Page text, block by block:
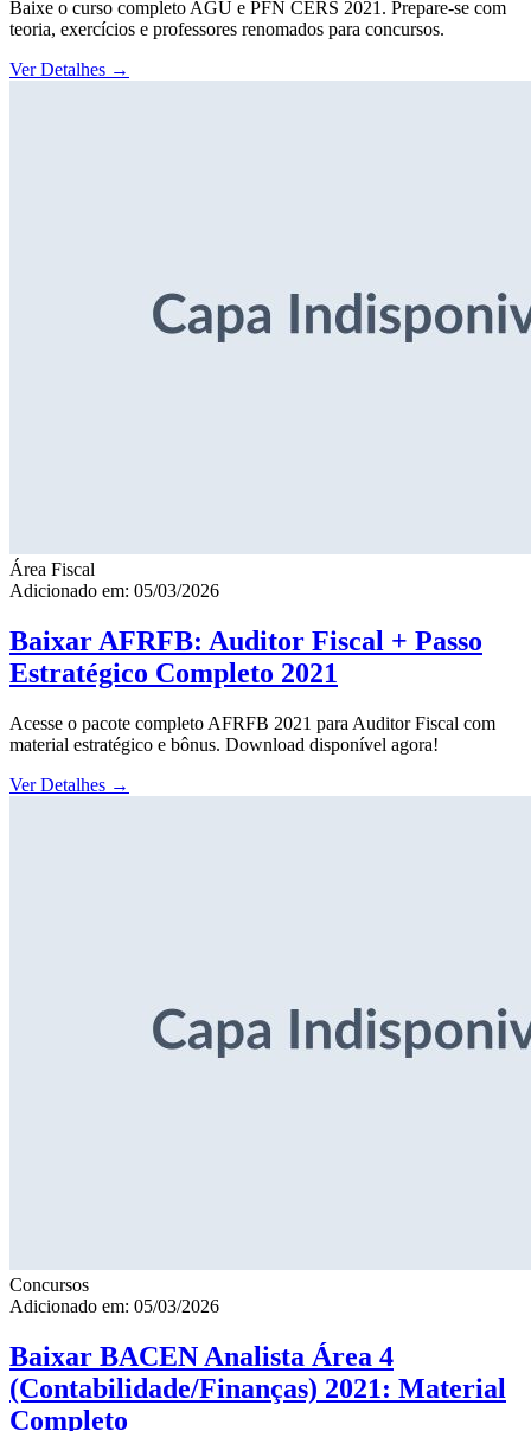
Baixe o curso completo AGU e PFN CERS 2021. Prepare-se com
teoria, exercícios e professores renomados para concursos.
Ver Detalhes →
Área Fiscal
Adicionado em: 05/03/2026
Baixar AFRFB: Auditor Fiscal + Passo
Estratégico Completo 2021
Acesse o pacote completo AFRFB 2021 para Auditor Fiscal com
material estratégico e bônus. Download disponível agora!
Ver Detalhes →
Concursos
Adicionado em: 05/03/2026
Baixar BACEN Analista Área 4
(Contabilidade/Finanças) 2021: Material
Completo